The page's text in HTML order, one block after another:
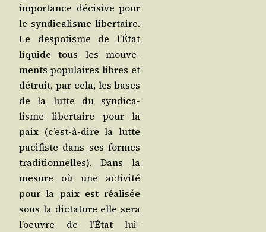
impor­tance déci­sive pour
le syn­di­ca­lisme liber­taire.
Le des­po­tisme de l’É­tat
liquide tous les mou­ve­
ments popu­laires libres et
détruit, par cela, les bases
de la lutte du syn­di­ca­
lisme liber­taire pour la
paix (c’est-à-dire la lutte
paci­fiste dans ses formes
tra­di­tion­nelles). Dans la
mesure où une acti­vi­té
pour la paix est réa­li­sée
sous la dic­ta­ture elle sera
l’oeuvre de l’É­tat lui-